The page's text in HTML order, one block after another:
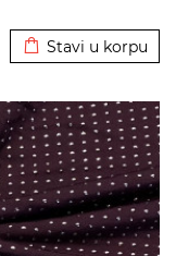
Stavi u korpu